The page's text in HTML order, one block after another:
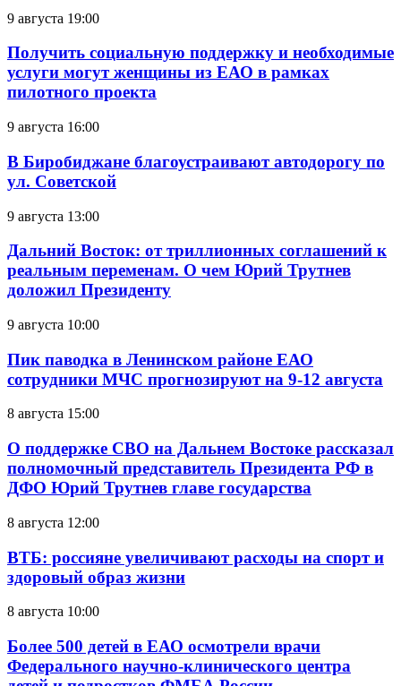
9 августа 19:00
Получить социальную поддержку и необходимые
услуги могут женщины из ЕАО в рамках
пилотного проекта
9 августа 16:00
В Биробиджане благоустраивают автодорогу по
ул. Советской
9 августа 13:00
Дальний Восток: от триллионных соглашений к
реальным переменам. О чем Юрий Трутнев
доложил Президенту
9 августа 10:00
Пик паводка в Ленинском районе ЕАО
сотрудники МЧС прогнозируют на 9-12 августа
8 августа 15:00
О поддержке СВО на Дальнем Востоке рассказал
полномочный представитель Президента РФ в
ДФО Юрий Трутнев главе государства
8 августа 12:00
ВТБ: россияне увеличивают расходы на спорт и
здоровый образ жизни
8 августа 10:00
Более 500 детей в ЕАО осмотрели врачи
Федерального научно-клинического центра